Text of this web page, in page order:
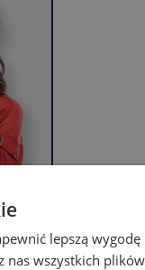
lepszą
nas wszystkich